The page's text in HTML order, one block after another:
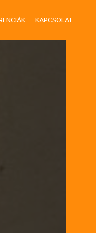
KAPCSOLAT